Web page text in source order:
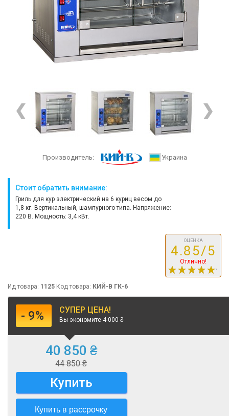
Производитель: Украина
Стоит обратить внимание:
Гриль для кур электрический на 6 куриц весом до
1,8 кг. Вертикальный, шампурного типа. Напряжение:
220 В. Мощность: 3,4 кВт.
ОЦЕНКА
4.85/5
Отлично!
Ид товара: 1125 Код товара: КИЙ-В ГК-6
- 9% СУПЕР ЦЕНА!
Вы экономите 4 000 ₴
44 850 ₴
40 850 ₴
Купить
Купить в рассрочку